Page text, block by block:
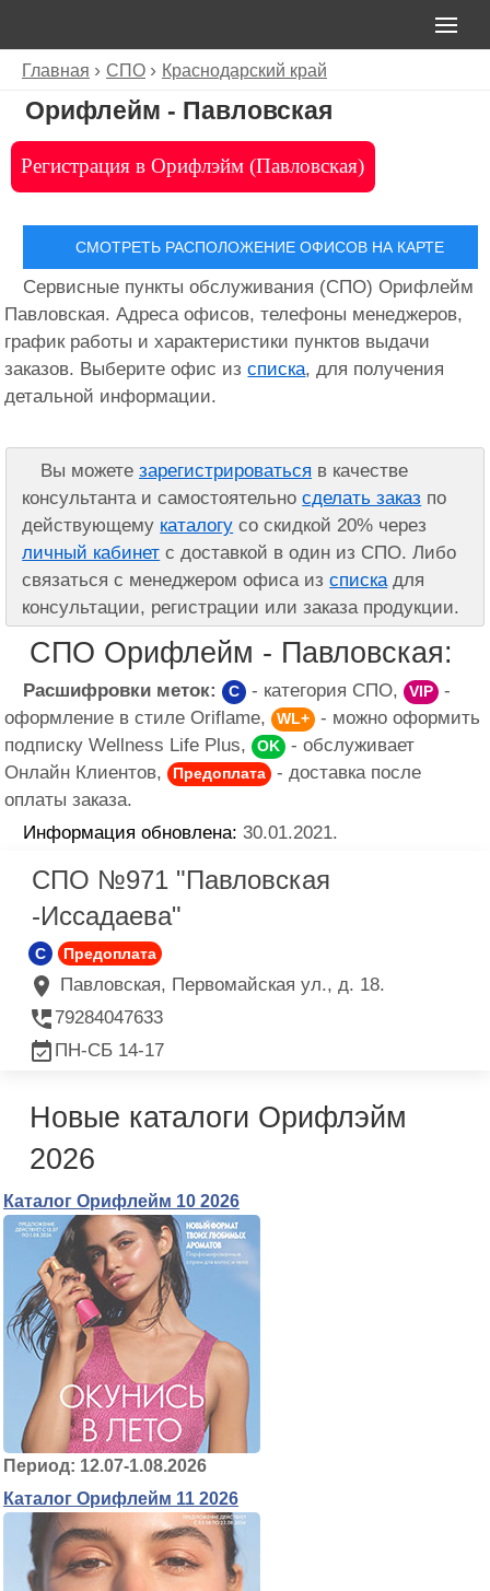
Главная СПО Краснодарский край
Орифлейм - Павловская
Регистрация в Орифлэйм (Павловская)
СМОТРЕТЬ РАСПОЛОЖЕНИЕ ОФИСОВ НА КАРТЕ
Сервисные пункты обслуживания (СПО) Орифлейм
Павловская. Адреса офисов, телефоны менеджеров,
график работы и характеристики пунктов выдачи
заказов. Выберите офис изсписка, для получения
детальной информации.
Вы можетезарегистрироваться в качестве
консультанта и самостоятельносделать заказ по
действующему каталогу со скидкой 20% через
личный кабинет с доставкой в один из СПО. Либо
связаться с менеджером офиса изспискадля
консультации, регистрации или заказа продукции.
СПО Орифлейм - Павловская:
Расшифровки меток: C - категория СПО, VIP
-
оформление в стиле Oriflame, WL+
- можно оформить
подписку Wellness Life Plus, OK
- обслуживает
Онлайн Клиентов, Предоплата
- доставка после
оплаты заказа.
Информация обновлена: 30.01.2021.
СПО №971 "Павловская
-Иссадаева"
C Предоплата
Павловская, Первомайская ул., д. 18.
79284047633
ПН-СБ 14-17
Новые каталоги Орифлэйм
2026
Каталог Орифлейм 10 2026
Период: 12.07-1.08.2026
Каталог Орифлейм 11 2026